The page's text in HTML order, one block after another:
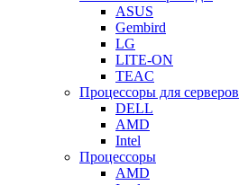
ASUS
Gembird
LG
LITE-ON
TEAC
Процессоры для серверов
DELL
AMD
Intel
Процессоры
AMD